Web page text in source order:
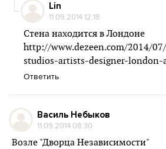
Lin
11.09.2014 12:18
Стена находится в Лондоне
http://www.dezeen.com/2014/
studios-artists-designer-london-
Ответить
Василь Небыков
11.09.2014 08:30
Возле "Дворца Независимости"